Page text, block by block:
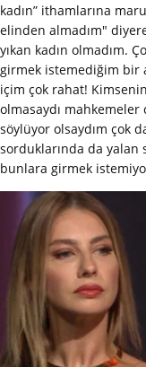
kadın” ithamlarına
elinden almadım"
yıkan kadın olmadım.
girmek istemediğim bir
içim çok rahat!
olmasaydı
söylüyor olsaydım çok
sorduklarında da yalan
bunlara girmek